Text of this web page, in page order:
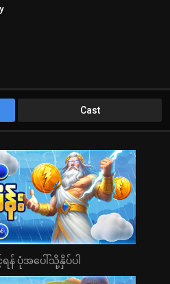
Cast
န် ပုံအပေါ်သို့နှိပ်ပါ